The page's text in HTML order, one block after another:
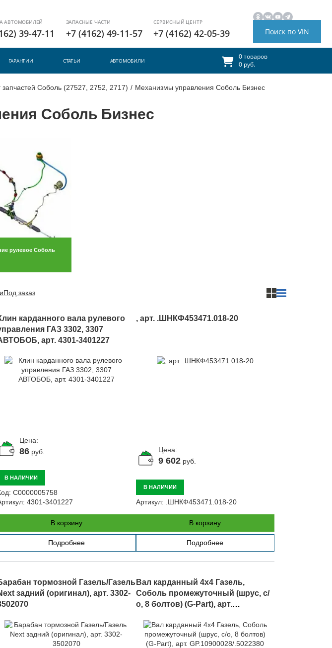
АВТОМОБИЛЕЙ
39-47-11
ЗАПАСНЫЕ ЧАСТИ
+7 (4162) 49-11-57
СЕРВИСНЫЙ ЦЕНТР
+7 (4162) 42-05-39 Поиск по VIN
ГАРАНТИИ СТАТЬИ АВТОМОБИЛИ
0 товаров
0 руб.
запчастей Соболь (27527, 2752, 2717) / Механизмы управления Соболь Бизнес
Соболь Бизнес
рулевое Соболь
Под заказ
карданного вала рулевого
ГАЗ 3302, 3307
арт. 4301-3401227
Цена:
86 руб.
В НАЛИЧИИ
С0000005758
4301-3401227
В корзину
Подробнее
, арт. .ШНКФ453471.018-20
Цена:
9 602руб.
В НАЛИЧИИ
Артикул: .ШНКФ453471.018-20
В корзину
Подробнее
тормозной Газель/Газель
задний (оригинал), арт. 3302-
Вал карданный 4х4 Газель,
Соболь промежуточный (шрус, с/
о, 8 болтов) (G-Part), арт.